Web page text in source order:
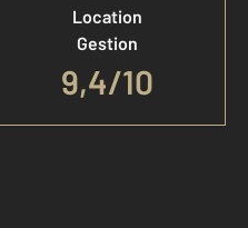
Location
Gestion
9,4/10